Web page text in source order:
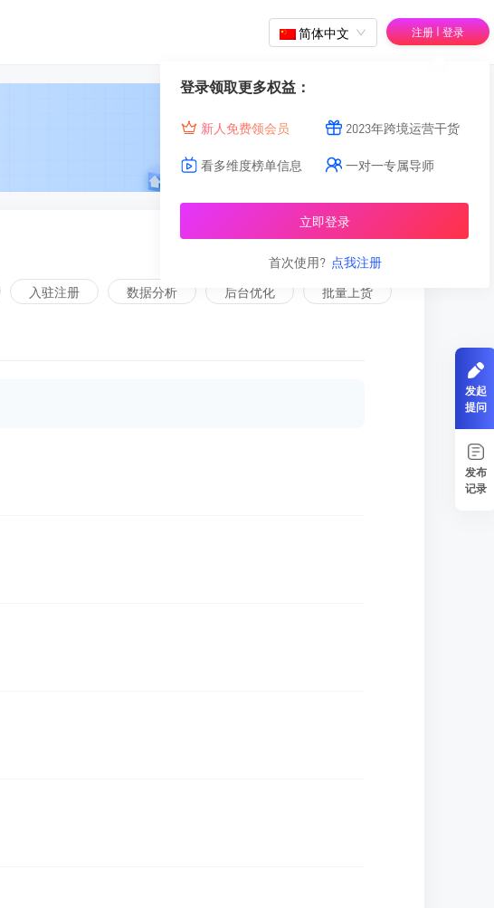
简体中文 注册 | 登录
登录领取更多权益：
新人免费领会员 2023年跨境运营干货
看多维度榜单信息 一对一专属导师
立即登录
首次使用? 点我注册
入驻注册 数据分析 后台优化 批量上货
发起
提问
发布
记录